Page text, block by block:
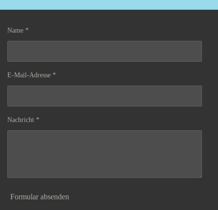
Name *
E-Mail-Adresse *
Nachricht *
Formular absenden